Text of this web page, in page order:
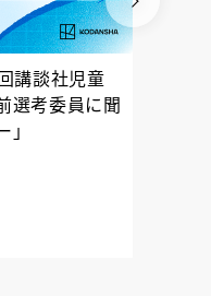
講談社児童
選考委員に聞